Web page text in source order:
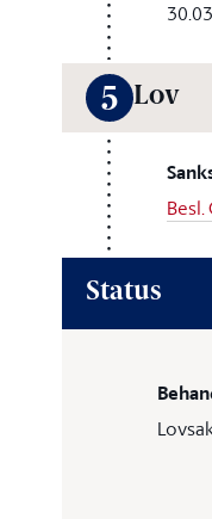
5 Lov
Besl.
Status